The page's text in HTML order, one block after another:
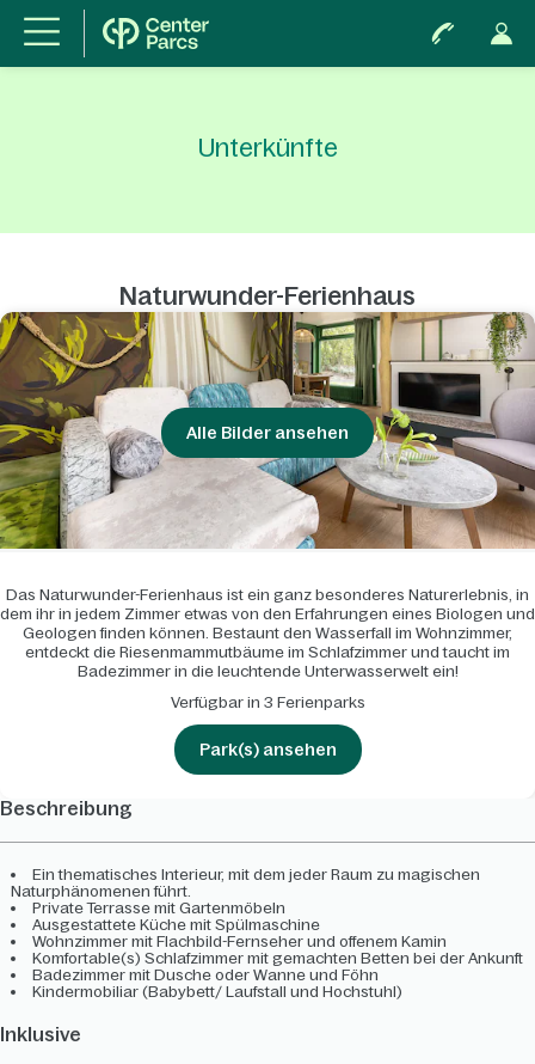
Unterkünfte
Naturwunder-Ferienhaus
Das Naturwunder-Ferienhaus ist ein ganz besonderes Naturerlebnis, in
dem ihr in jedem Zimmer etwas von den Erfahrungen eines Biologen und
Geologen finden können. Bestaunt den Wasserfall im Wohnzimmer,
entdeckt die Riesenmammutbäume im Schlafzimmer und taucht im
Badezimmer in die leuchtende Unterwasserwelt ein!
Verfügbar in 3 Ferienparks
Park(s) ansehen
Alle Bilder ansehen
Beschreibung
Ein thematisches Interieur, mit dem jeder Raum zu magischen
Naturphänomenen führt.
Private Terrasse mit Gartenmöbeln
Ausgestattete Küche mit Spülmaschine
Wohnzimmer mit Flachbild-Fernseher und offenem Kamin
Komfortable(s) Schlafzimmer mit gemachten Betten bei der Ankunft
Badezimmer mit Dusche oder Wanne und Föhn
Kindermobiliar (Babybett/ Laufstall und Hochstuhl)
Inklusive